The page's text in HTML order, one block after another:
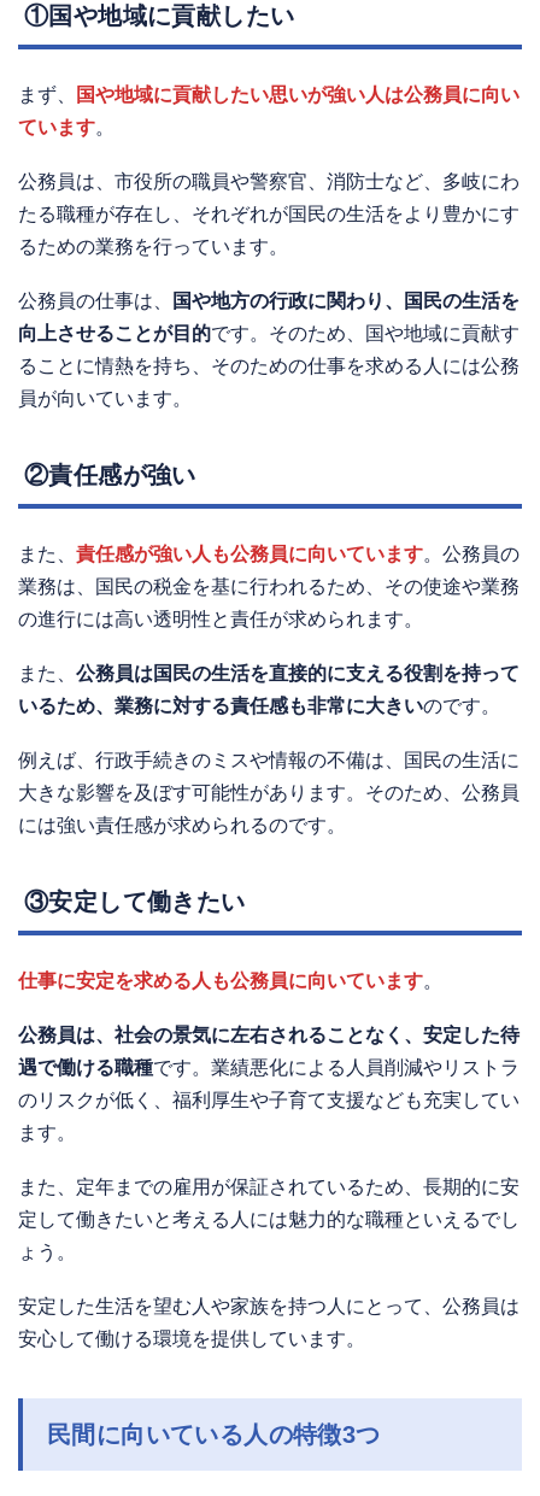
①国や地域に貢献したい
まず、
国や地域に貢献したい思いが強い人は公務員に向い
ています。
公務員は、市役所の職員や警察官、消防士など、多岐にわ
たる職種が存在し、それぞれが国民の生活をより豊かにす
るための業務を行っています。
公務員の仕事は、
国や地方の行政に関わり、国民の生活を
向上させることが目的です。そのため、国や地域に貢献す
ることに情熱を持ち、そのための仕事を求める人には公務
員が向いています。
②責任感が強い
また、 責任感が強い人も公務員に向いています。公務員の
業務は、国民の税金を基に行われるため、その使途や業務
の進行には高い透明性と責任が求められます。
また、 公務員は国民の生活を直接的に支える役割を持って
いるため、業務に対する責任感も非常に大きいのです。
例えば、行政手続きのミスや情報の不備は、国民の生活に
大きな影響を及ぼす可能性があります。そのため、公務員
には強い責任感が求められるのです。
③安定して働きたい
仕事に安定を求める人も公務員に向いています。
公務員は、社会の景気に左右されることなく、安定した待
遇で働ける職種です。業績悪化による人員削減やリストラ
のリスクが低く、福利厚生や子育て支援なども充実してい
ます。
また、定年までの雇用が保証されているため、長期的に安
定して働きたいと考える人には魅力的な職種といえるでし
ょう。
安定した生活を望む人や家族を持つ人にとって、公務員は
安心して働ける環境を提供しています。
民間に向いている人の特徴3つ